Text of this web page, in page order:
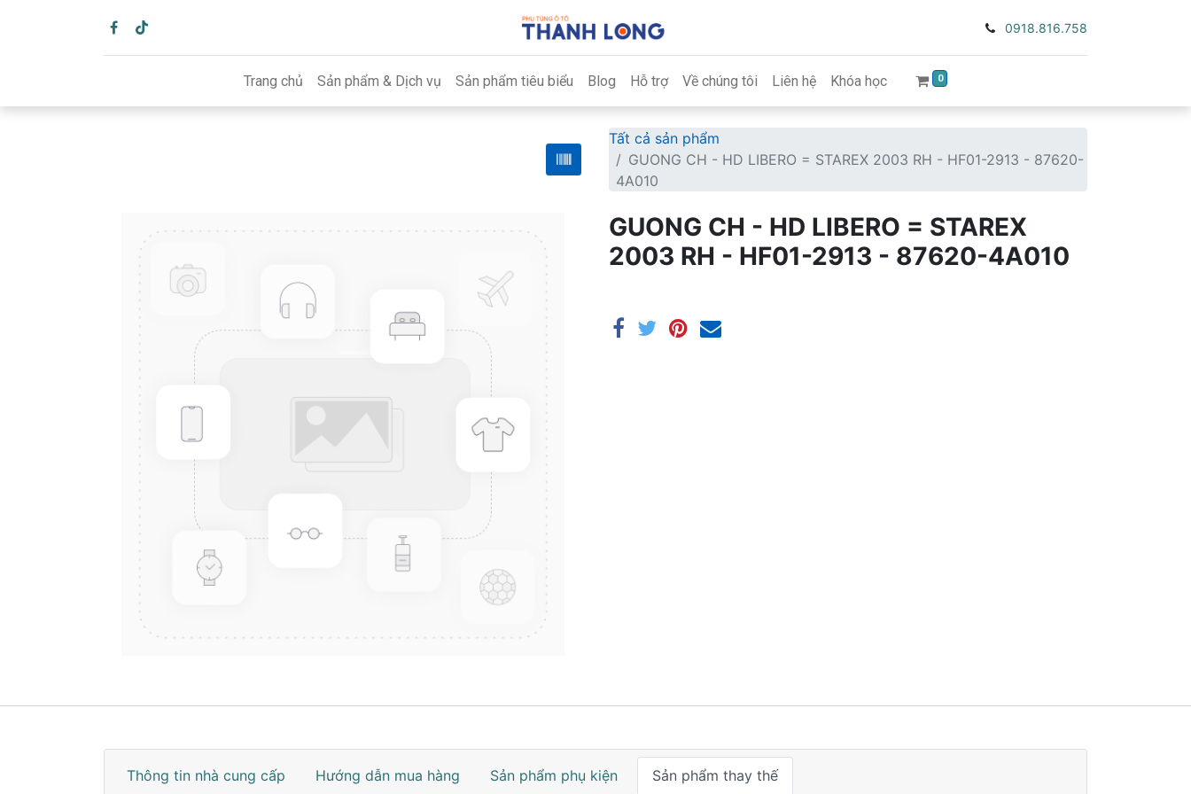
0918.816.758
Trang chủ Sản phẩm & Dịch vụ Sản phẩm tiêu biểu Blog Hỗ trợ Về chúng tôi Liên hệ Khóa học 0
Tất cả sản phẩm
GUONG CH - HD LIBERO = STAREX 2003 RH - HF01-2913 - 87620-
4A010
GUONG CH - HD LIBERO = STAREX
2003 RH - HF01-2913 - 87620-4A010
Thông tin nhà cung cấp Hướng dẫn mua hàng Sản phẩm phụ kiện Sản phẩm thay thế